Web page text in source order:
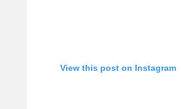
View this post on Instagram